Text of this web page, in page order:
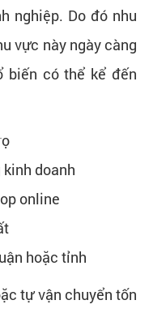
nghiệp. Do đó nhu
vực này ngày càng
biến có thể kể đến
kinh doanh
online
hoặc tỉnh
tự vận chuyển tốn